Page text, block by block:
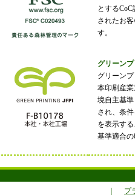
とする
されたお
す。
グリーン
グリーン
本印刷産
境自主基
され、条
を表示す
基準適合
プ